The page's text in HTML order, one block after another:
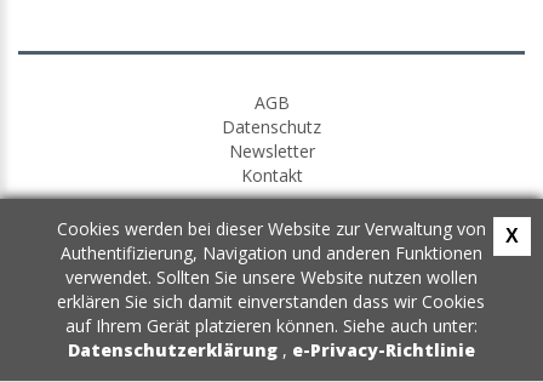
AGB
Datenschutz
Newsletter
Kontakt
Cookies werden bei dieser Website zur Verwaltung von
Authentifizierung, Navigation und anderen Funktionen
verwendet. Sollten Sie unsere Website nutzen wollen
erklären Sie sich damit einverstanden dass wir Cookies
auf Ihrem Gerät platzieren können. Siehe auch unter:
Datenschutzerklärung , e-Privacy-Richtlinie
X